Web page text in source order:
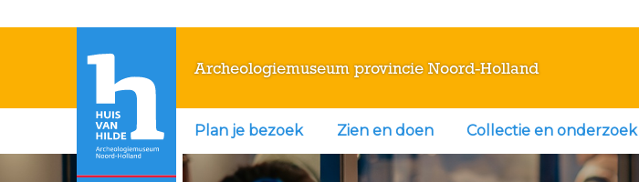
Archeologiemuseum provincie Noord-Holland
Plan je bezoek Zien en doen Collectie en onderzoek